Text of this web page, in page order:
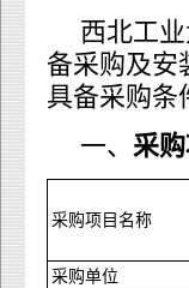
西北工
备采购及安
具备采购条
一、 采
采购项目名称
采购单位